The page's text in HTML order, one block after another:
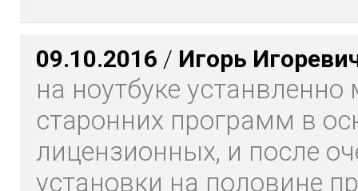
09.10.2016 / Игорь
на ноутбуке устанвленно
старонних программ в
лицензионных, и после
установки на половине